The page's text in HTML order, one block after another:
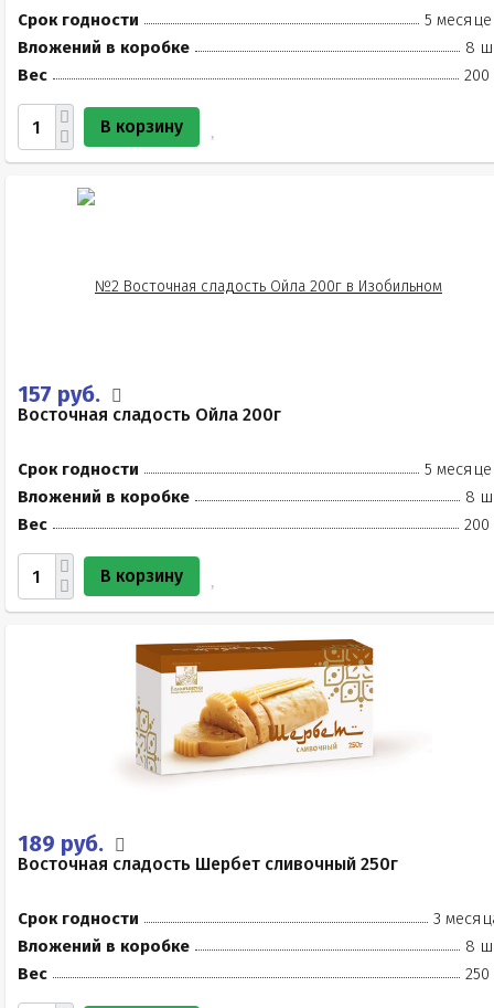
Срок годности
5
Вложений в коробке
8
Вес
200
В корзину
157 руб.
Восточная сладость Ойла 200г
Срок годности
5
Вложений в коробке
8
Вес
200
В корзину
189 руб.
Восточная сладость Шербет сливочный 250г
Срок годности
3
Вложений в коробке
8
Вес
250